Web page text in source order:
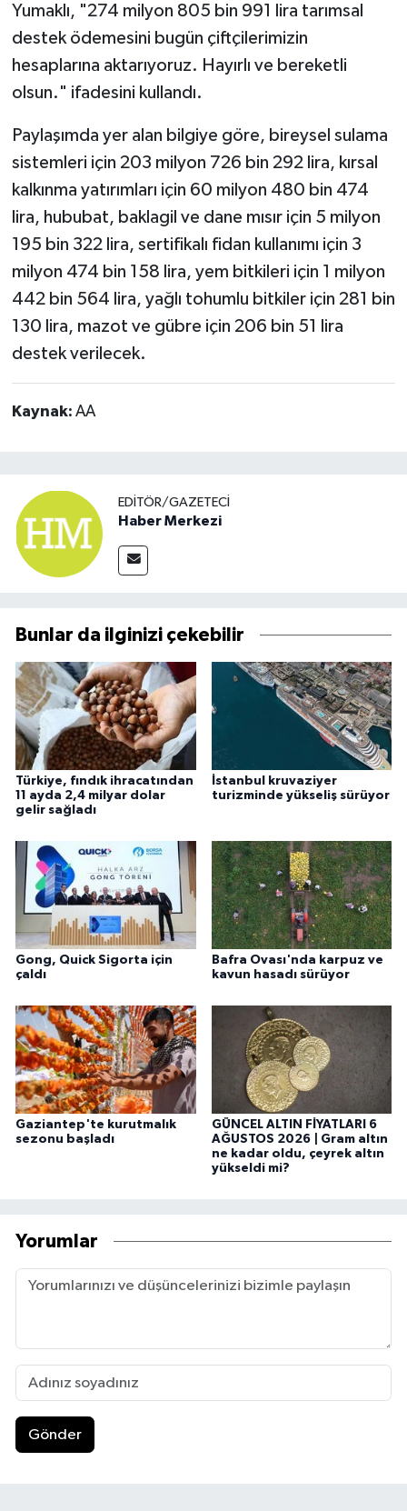
Yumaklı, "274 milyon 805 bin 991 lira tarımsal
destek ödemesini bugün çiftçilerimizin
hesaplarına aktarıyoruz. Hayırlı ve bereketli
olsun." ifadesini kullandı.
Paylaşımda yer alan bilgiye göre, bireysel sulama
sistemleri için 203 milyon 726 bin 292 lira, kırsal
kalkınma yatırımları için 60 milyon 480 bin 474
lira, hububat, baklagil ve dane mısır için 5 milyon
195 bin 322 lira, sertifikalı fidan kullanımı için 3
milyon 474 bin 158 lira, yem bitkileri için 1 milyon
442 bin 564 lira, yağlı tohumlu bitkiler için 281 bin
130 lira, mazot ve gübre için 206 bin 51 lira
destek verilecek.
Kaynak: AA
EDITÖR/GAZETECI
Haber Merkezi
Bunlar da ilginizi çekebilir
Türkiye, fındık ihracatından
11 ayda 2,4 milyar dolar
gelir sağladı
İstanbul kruvaziyer
turizminde yükseliş sürüyor
Gong, Quick Sigorta için
çaldı
Bafra Ovası'nda karpuz ve
kavun hasadı sürüyor
Gaziantep'te kurutmalık
sezonu başladı
GÜNCEL ALTIN FİYATLARI 6
AĞUSTOS 2026 | Gram altın
ne kadar oldu, çeyrek altın
yükseldi mi?
Yorumlar
Gönder